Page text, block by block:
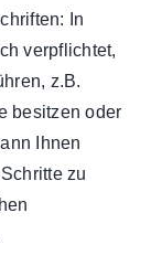
In
verpflichtet,
z.B.
besitzen oder
Ihnen
zu